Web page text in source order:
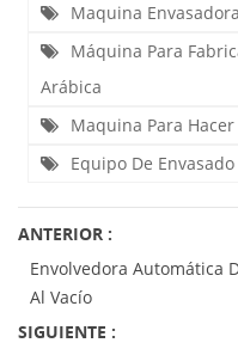
Maquina
Máquina Para
Arábica
Maquina Para
Equipo De
ANTERIOR :
Envolvedora Automática
Al Vacío
SIGUIENTE :